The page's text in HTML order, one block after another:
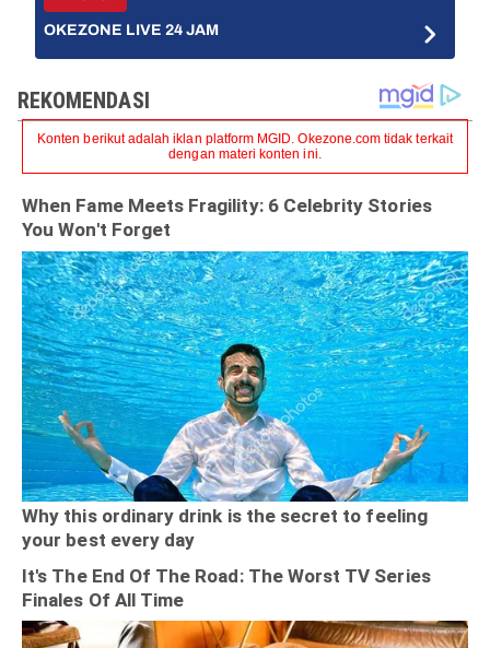
OKEZONE LIVE 24 JAM